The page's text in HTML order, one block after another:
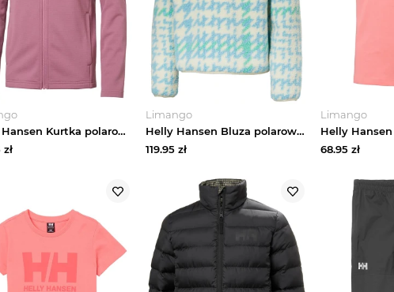
Helly Hansen Kurtka polarowa "Versalite" w kolorze różowym rozmiar: 158
zł
Limango
Helly Hansen Bluza polarowa "Frosty" w kolorze błękitnym rozmiar: 152
119.95 zł
Limango
68.95 zł